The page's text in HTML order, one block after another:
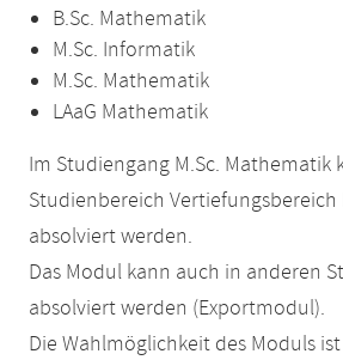
B.Sc. Mathematik
M.Sc. Informatik
M.Sc. Mathematik
LAaG Mathematik
Im Studiengang M.Sc. Mathematik
Studienbereich
absolviert werden.
Das Modul kann auch in anderen
absolviert werden (Exportmodul).
Die Wahlmöglichkeit des Moduls